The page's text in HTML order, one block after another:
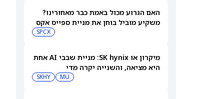
האם הגרוע מכול באמת כבר מאחורינו?
משקיע מוביל בוחן את מניית ספייס אקס
SPCX
מיקרון או SK hynix: מניית שבבי AI אחת
היא מציאה, והשנייה יקרה מדי
MU
SKHY